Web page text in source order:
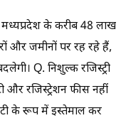
मध्यप्रदेश के करीब 48 लाख
और जमीनों पर रह रहे हैं,
Q. निशुल्क रजिस्ट्री
और रजिस्ट्रेशन फीस नहीं
के रूप में इस्तेमाल कर